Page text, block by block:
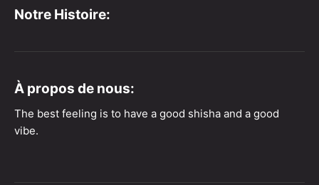
Notre Histoire:
À propos de nous:
The best feeling is to have a good shisha and a good
vibe.